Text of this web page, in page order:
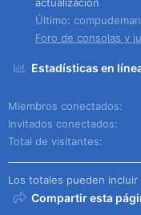
Último:
Foro de consolas y
Estadísticas en
Miembros conectados
Invitados conectados
Total de visitantes
Los totales pueden
Compartir esta